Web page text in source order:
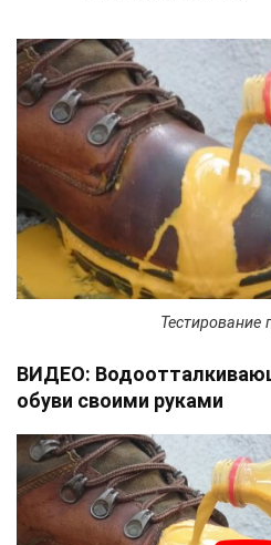
Тестирование
ВИДЕО:
обуви своими руками